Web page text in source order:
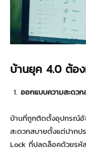
บ้านยุค 4.0 ต้อง
ออกแบบความสะดวก
บ้านที่ถูกติดตั้งอุปกรณ์อั
สะดวกสบายตั้งแต่ปาก
Lock ที่ปลดล็อคด้วยรหั